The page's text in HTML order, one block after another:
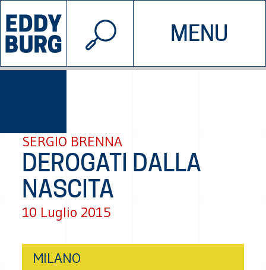
MENU
INIZIATIVE CHI SIAMO
© 2026 EDDYBURG
SERGIO BRENNA
DEROGATI DALLA
NASCITA
10 Luglio 2015
MILANO